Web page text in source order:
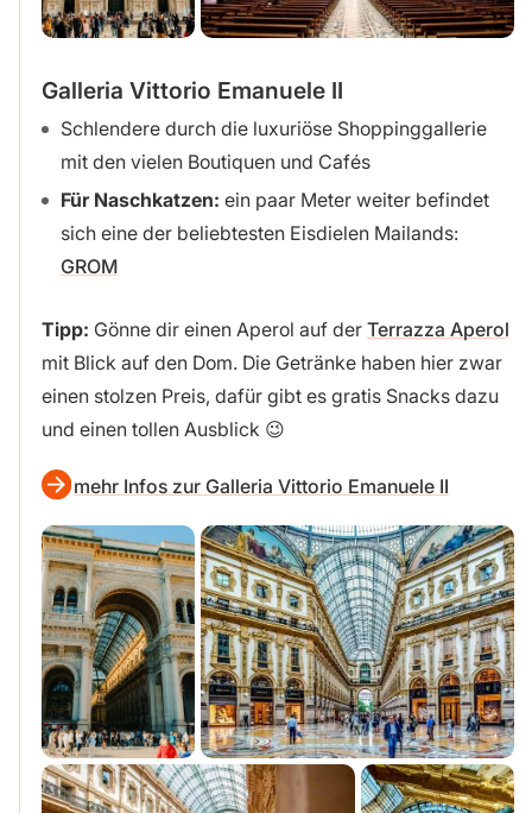
Galleria Vittorio Emanuele II
Schlendere durch die luxuriöse Shoppinggallerie
mit den vielen Boutiquen und Cafés
Für Naschkatzen: ein paar Meter weiter befindet
sich eine der beliebtesten Eisdielen Mailands:
GROM
Tipp: Gönne dir einen Aperol auf der Terrazza Aperol
mit Blick auf den Dom. Die Getränke haben hier zwar
einen stolzen Preis, dafür gibt es gratis Snacks dazu
und einen tollen Ausblick 😉
mehr Infos zur Galleria Vittorio Emanuele II